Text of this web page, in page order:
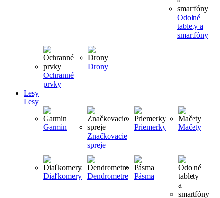
Odolné
tablety a
smartfóny
Ochranné
prvky
Drony
Lesy
Lesy
Garmin
Značkovacie
spreje
Priemerky Mačety
Diaľkomery Dendrometre Pásma